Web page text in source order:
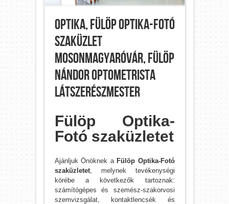
Optika, Fülöp Optika-Fotó
szaküzlet
Mosonmagyaróvár, Fülöp
Nándor Optometrista
Látszerészmester
Fülöp Optika-
Fotó szaküzletet
Ajánljuk Önöknek a Fülöp Optika-Fotó
szaküzletet, melynek tevékenységi
körébe a következők tartoznak:
számítógépes és szemész-szakorvosi
szemvizsgálat, kontaktlencsék és